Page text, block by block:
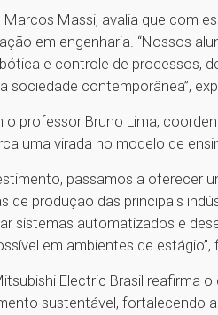
Marcos Massi, avalia que com
em engenharia. “Nossos
e controle de processos,
sociedade contemporânea”,
o professor Bruno Lima,
uma virada no modelo de
passamos a oferecer
de produção das principais
sistemas automatizados e
em ambientes de
Electric Brasil reafirma
sustentável, fortalecendo